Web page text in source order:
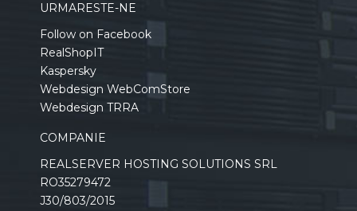
URMARESTE-NE
Follow on Facebook
RealShopIT
Kaspersky
Webdesign WebComStore
Webdesign TRRA
COMPANIE
REALSERVER HOSTING SOLUTIONS SRL
RO35279472
J30/803/2015